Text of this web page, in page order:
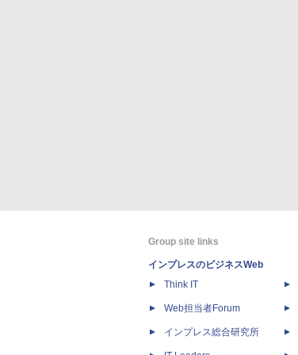
Group site links
インプレスのビジネスWeb
Think IT
Web担当者Forum
インプレス総合研究所